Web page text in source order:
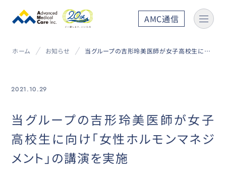
AMC通信
ホーム お知らせ 当グループの吉形玲美医師が女子高校生に向け「女性ホルモンマネジメント」の講演を実施
2021.10.29
当グループの吉形玲美医師が女子
高校生に向け「女性ホルモンマネジ
メント」の講演を実施